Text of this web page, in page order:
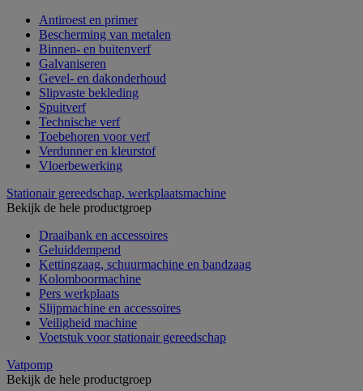
Antiroest en primer
Bescherming van metalen
Binnen- en buitenverf
Galvaniseren
Gevel- en dakonderhoud
Slipvaste bekleding
Spuitverf
Technische verf
Toebehoren voor verf
Verdunner en kleurstof
Vloerbewerking
Stationair gereedschap, werkplaatsmachine
Bekijk de hele productgroep
Draaibank en accessoires
Geluiddempend
Kettingzaag, schuurmachine en bandzaag
Kolomboormachine
Pers werkplaats
Slijpmachine en accessoires
Veiligheid machine
Voetstuk voor stationair gereedschap
Vatpomp
Bekijk de hele productgroep